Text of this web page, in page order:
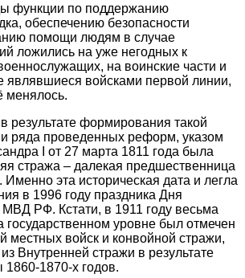
функции по поддержанию
обеспечению безопасности
помощи людям в случае
ложились на уже негодных к
на воинские части и
являвшиеся войсками первой линии,
менялось.
результате формирования такой
ряда проведенных реформ, указом
I от 27 марта 1811 года была
стража – далекая предшественница
Именно эта историческая дата и легла
в 1996 году праздника Дня
МВД РФ. Кстати, в 1911 году весьма
государственном уровне был отмечен
местных войск и конвойной стражи,
Внутренней стражи в результате
1870-х годов.